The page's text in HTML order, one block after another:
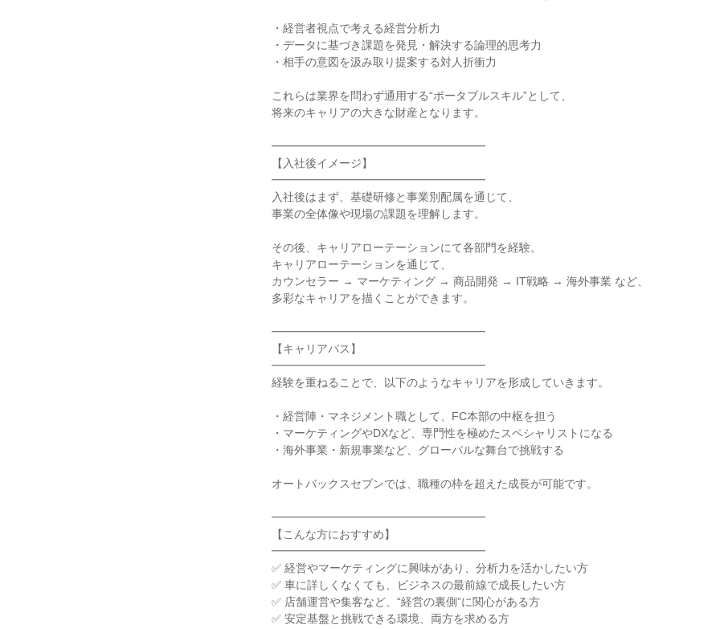
・経営者視点で考える経営分析力
・データに基づき課題を発見・解決する論理的思考力
・相手の意図を汲み取り提案する対人折衝力
これらは業界を問わず通用する“ポータブルスキル”として、
将来のキャリアの大きな財産となります。
━━━━━━━━━━━━━━━━━━━
【入社後イメージ】
━━━━━━━━━━━━━━━━━━━
入社後はまず、基礎研修と事業別配属を通じて、
事業の全体像や現場の課題を理解します。
その後、キャリアローテーションにて各部門を経験。
キャリアローテーションを通じて、
カウンセラー → マーケティング → 商品開発 → IT戦略 → 海外事業 など、
多彩なキャリアを描くことができます。
━━━━━━━━━━━━━━━━━━━
【キャリアパス】
━━━━━━━━━━━━━━━━━━━
経験を重ねることで、以下のようなキャリアを形成していきます。
・経営陣・マネジメント職として、FC本部の中枢を担う
・マーケティングやDXなど、専門性を極めたスペシャリストになる
・海外事業・新規事業など、グローバルな舞台で挑戦する
オートバックスセブンでは、職種の枠を超えた成長が可能です。
━━━━━━━━━━━━━━━━━━━
【こんな方におすすめ】
━━━━━━━━━━━━━━━━━━━
✅ 経営やマーケティングに興味があり、分析力を活かしたい方
✅ 車に詳しくなくても、ビジネスの最前線で成長したい方
✅ 店舗運営や集客など、“経営の裏側”に関心がある方
✅ 安定基盤と挑戦できる環境、両方を求める方